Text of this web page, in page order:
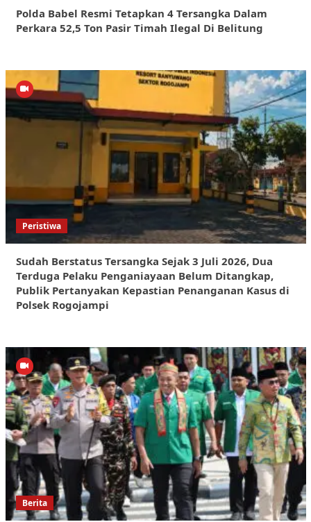
Polda Babel Resmi Tetapkan 4 Tersangka Dalam
Perkara 52,5 Ton Pasir Timah Ilegal Di Belitung
Peristiwa
Sudah Berstatus Tersangka Sejak 3 Juli 2026, Dua
Terduga Pelaku Penganiayaan Belum Ditangkap,
Publik Pertanyakan Kepastian Penanganan Kasus di
Polsek Rogojampi
Berita